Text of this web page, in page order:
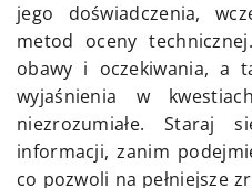
jego doświadczenia,
metod oceny
obawy i oczekiwania, a
wyjaśnienia w
niezrozumiałe. Staraj
informacji, zanim
co pozwoli na pełniejsze